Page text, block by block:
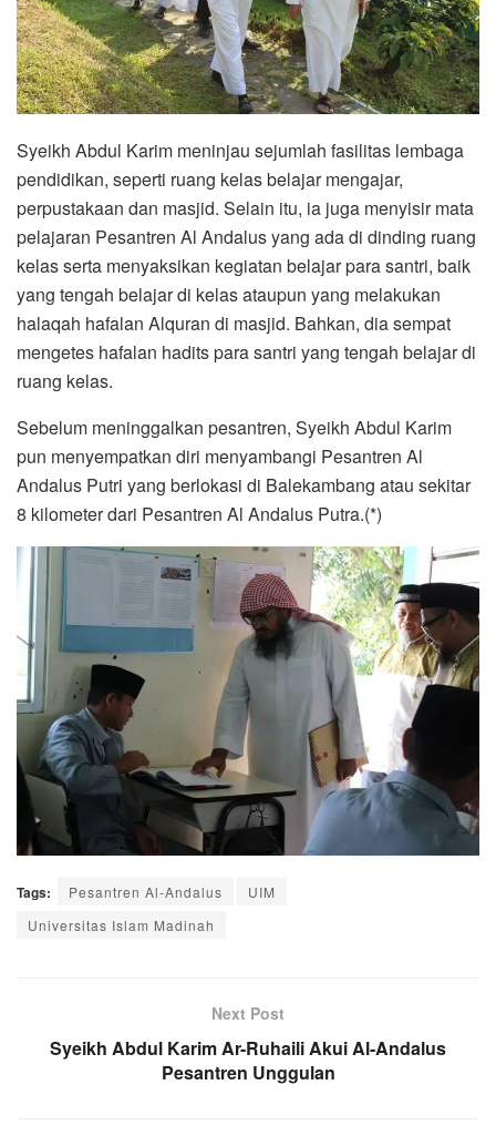
Syeikh Abdul Karim meninjau sejumlah fasilitas lembaga
pendidikan, seperti ruang kelas belajar mengajar,
perpustakaan dan masjid. Selain itu, ia juga menyisir mata
pelajaran Pesantren Al Andalus yang ada di dinding ruang
kelas serta menyaksikan kegiatan belajar para santri, baik
yang tengah belajar di kelas ataupun yang melakukan
halaqah hafalan Alquran di masjid. Bahkan, dia sempat
mengetes hafalan hadits para santri yang tengah belajar di
ruang kelas.
Sebelum meninggalkan pesantren, Syeikh Abdul Karim
pun menyempatkan diri menyambangi Pesantren Al
Andalus Putri yang berlokasi di Balekambang atau sekitar
8 kilometer dari Pesantren Al Andalus Putra.(*)
Tags: Pesantren Al-Andalus
UIM
Universitas Islam Madinah
Next Post
Syeikh Abdul Karim Ar-Ruhaili Akui Al-Andalus
Pesantren Unggulan